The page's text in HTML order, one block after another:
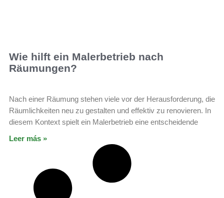
Wie hilft ein Malerbetrieb nach
Räumungen?
Nach einer Räumung stehen viele vor der Herausforderung, die
Räumlichkeiten neu zu gestalten und effektiv zu renovieren. In
diesem Kontext spielt ein Malerbetrieb eine entscheidende
Leer más »